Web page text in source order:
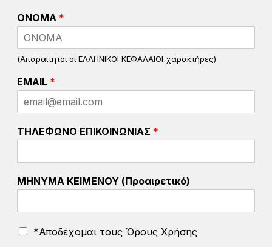
ΟΝΟΜΑ *
(Απαραίτητοι οι ΕΛΛΗΝΙΚΟΙ ΚΕΦΑΛΑΙΟΙ χαρακτήρες)
EMAIL *
ΤΗΛΕΦΩΝΟ ΕΠΙΚΟΙΝΩΝΙΑΣ *
ΜΗΝΥΜΑ ΚΕΙΜΕΝΟΥ (Προαιρετικό)
Χ
ρ
Ό
*Αποδέχομαι τους Όρους Χρήσης